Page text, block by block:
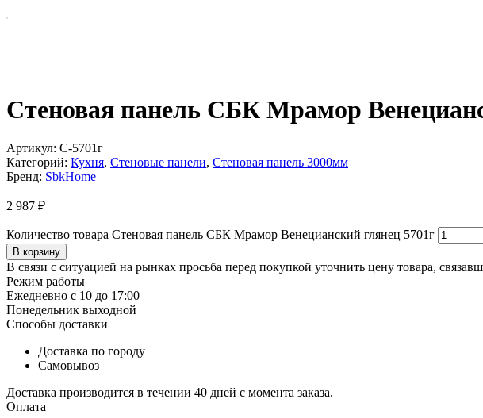
Стеновая панель СБК Мрамор
Артикул: С-5701г
Категорий: Кухня, Стеновые панели, Стеновая панель 3000мм
Бренд: SbkHome
2 987 ₽
Количество товара Стеновая панель СБК Мрамор Венецианский глянец 5701г
В корзину
В связи с ситуацией на рынках просьба перед покупкой уточнить цену товара,
Режим работы
Ежедневно с 10 до 17:00
Понедельник выходной
Способы доставки
Доставка по городу
Самовывоз
Доставка производится в течении 40 дней с момента заказа.
Оплата